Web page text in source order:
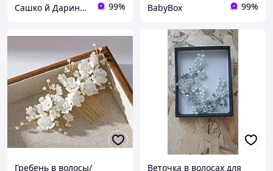
Сашко й Даринка. Інтернет-магазин одягу та аксесуарів 99% BabyBox 99%
Гребень в волосы/
Веточка в волосах для